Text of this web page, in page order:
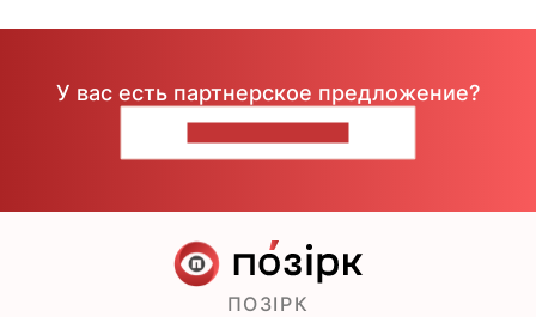
У вас есть партнерское предложение?
ПОЗІРК